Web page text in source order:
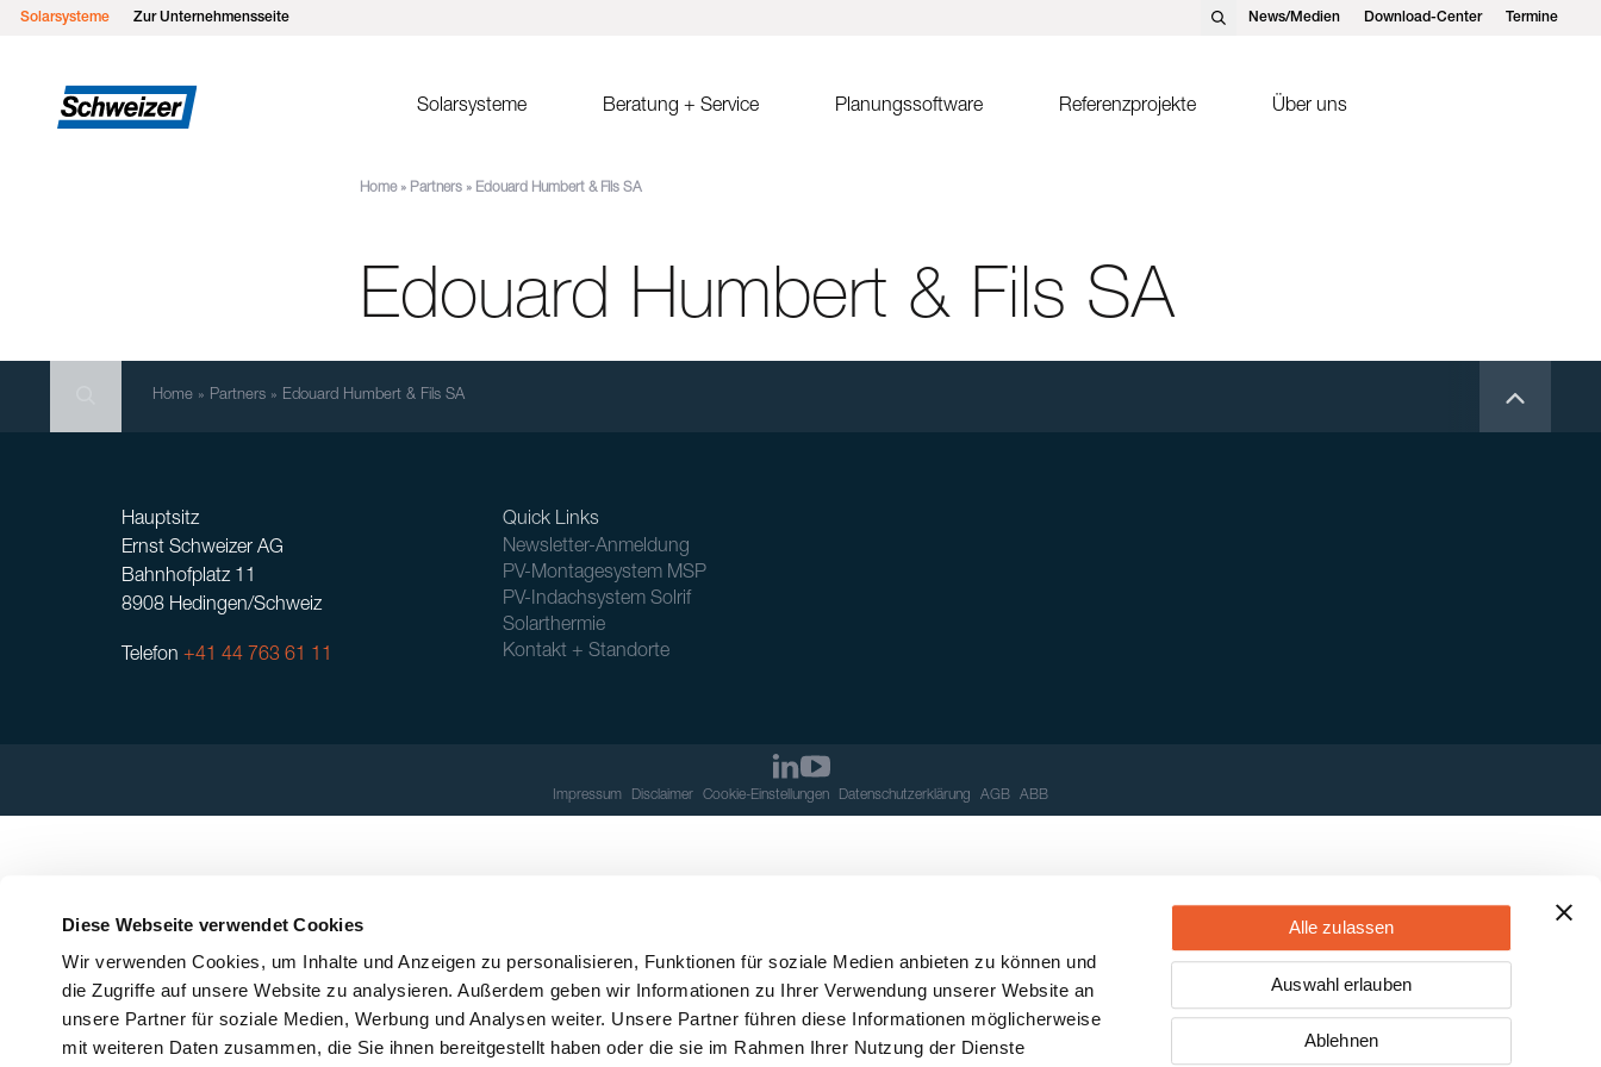
Diese Webseite verwendet Cookies
Wir verwenden Cookies, um Inhalte und Anzeigen zu personalisieren, Funktionen für soziale Medien anbieten zu können und
die Zugriffe auf unsere Website zu analysieren. Außerdem geben wir Informationen zu Ihrer Verwendung unserer Website an
unsere Partner für soziale Medien, Werbung und Analysen weiter. Unsere Partner führen diese Informationen möglicherweise
mit weiteren Daten zusammen, die Sie ihnen bereitgestellt haben oder die sie im Rahmen Ihrer Nutzung der Dienste
Alle zulassen
Auswahl erlauben
Ablehnen
Solarsysteme Zur Unternehmensseite News/Medien Download-Center Termine
Solarsysteme
MSP Gründach
MSP Flachdach Süd
MSP Schrägdach
Solrif für Planer
Solrif für Installateure
Beratung + Service Planungssoftware
SPT Release Notes
Referenzprojekte Über uns
Satteins
Kontakte
Home» Partners » Edouard Humbert & Fils SA
Edouard Humbert & Fils SA
SearchHome » Partners » Edouard Humbert & Fils SA
Hauptsitz
Ernst Schweizer AG
Bahnhofplatz 11
8908 Hedingen/Schweiz
Telefon +41 44 763 61 11
Quick Links
Newsletter-Anmeldung
PV-Montagesystem MSP
PV-Indachsystem Solrif
Solarthermie
Kontakt + Standorte
Impressum Disclaimer Cookie-Einstellungen Datenschutzerklärung AGB ABB